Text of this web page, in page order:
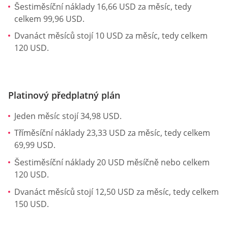
Šestiměsíční náklady 16,66 USD za měsíc, tedy
celkem 99,96 USD.
Dvanáct měsíců stojí 10 USD za měsíc, tedy celkem
120 USD.
Platinový předplatný plán
Jeden měsíc stojí 34,98 USD.
Tříměsíční náklady 23,33 USD za měsíc, tedy celkem
69,99 USD.
Šestiměsíční náklady 20 USD měsíčně nebo celkem
120 USD.
Dvanáct měsíců stojí 12,50 USD za měsíc, tedy celkem
150 USD.